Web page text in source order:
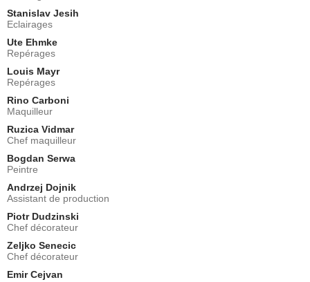
Stanislav Jesih
Eclairages
Ute Ehmke
Repérages
Louis Mayr
Repérages
Rino Carboni
Maquilleur
Ruzica Vidmar
Chef maquilleur
Bogdan Serwa
Peintre
Andrzej Dojnik
Assistant de production
Piotr Dudzinski
Chef décorateur
Zeljko Senecic
Chef décorateur
Emir Cejvan